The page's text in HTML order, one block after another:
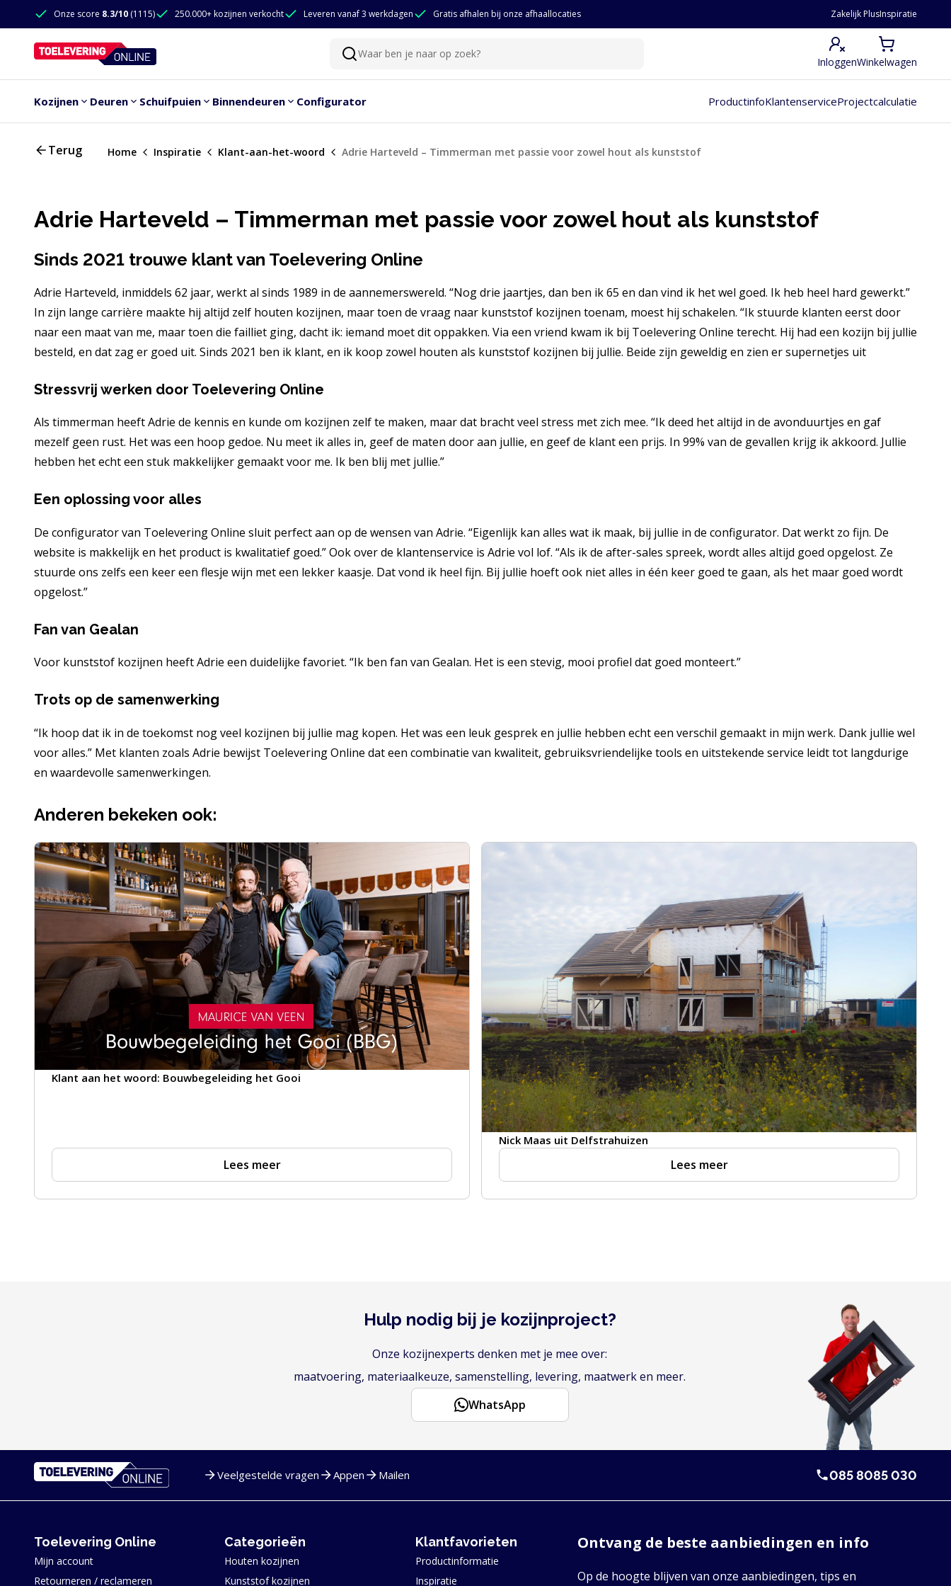
Doorgaan naar de inhoud
Onze score 8.3/10 (1115) 250.000+ kozijnen verkocht Leveren vanaf 3 werkdagen Gratis afhalen bij onze afhaallocaties Zakelijk PlusInspiratie
Zoeken
Waar ben je naar op zoek?
InloggenWinkelwagen
Kozijnen Deuren Schuifpuien Binnendeuren Configurator ProductinfoKlantenserviceProjectcalculatie
Terug Home Inspiratie Klant-aan-het-woord Adrie Harteveld – Timmerman met passie voor zowel hout als kunststof
Adrie Harteveld – Timmerman met passie voor zowel hout als kunststof
Sinds 2021 trouwe klant van Toelevering Online
Adrie Harteveld, inmiddels 62 jaar, werkt al sinds 1989 in de aannemerswereld. “Nog drie jaartjes, dan ben ik 65 en dan vind ik het wel goed. Ik heb heel hard gewerkt.”
In zijn lange carrière maakte hij altijd zelf houten kozijnen, maar toen de vraag naar kunststof kozijnen toenam, moest hij schakelen. “Ik stuurde klanten eerst door
naar een maat van me, maar toen die failliet ging, dacht ik: iemand moet dit oppakken. Via een vriend kwam ik bij Toelevering Online terecht. Hij had een kozijn bij jullie
besteld, en dat zag er goed uit. Sinds 2021 ben ik klant, en ik koop zowel houten als kunststof kozijnen bij jullie. Beide zijn geweldig en zien er supernetjes uit
Stressvrij werken door Toelevering Online
Als timmerman heeft Adrie de kennis en kunde om kozijnen zelf te maken, maar dat bracht veel stress met zich mee. “Ik deed het altijd in de avonduurtjes en gaf
mezelf geen rust. Het was een hoop gedoe. Nu meet ik alles in, geef de maten door aan jullie, en geef de klant een prijs. In 99% van de gevallen krijg ik akkoord. Jullie
hebben het echt een stuk makkelijker gemaakt voor me. Ik ben blij met jullie.”
Een oplossing voor alles
De configurator van Toelevering Online sluit perfect aan op de wensen van Adrie. “Eigenlijk kan alles wat ik maak, bij jullie in de configurator. Dat werkt zo fijn. De
website is makkelijk en het product is kwalitatief goed.” Ook over de klantenservice is Adrie vol lof. “Als ik de after-sales spreek, wordt alles altijd goed opgelost. Ze
stuurde ons zelfs een keer een flesje wijn met een lekker kaasje. Dat vond ik heel fijn. Bij jullie hoeft ook niet alles in één keer goed te gaan, als het maar goed wordt
opgelost.”
Fan van Gealan
Voor kunststof kozijnen heeft Adrie een duidelijke favoriet. “Ik ben fan van Gealan. Het is een stevig, mooi profiel dat goed monteert.”
Trots op de samenwerking
“Ik hoop dat ik in de toekomst nog veel kozijnen bij jullie mag kopen. Het was een leuk gesprek en jullie hebben echt een verschil gemaakt in mijn werk. Dank jullie wel
voor alles.” Met klanten zoals Adrie bewijst Toelevering Online dat een combinatie van kwaliteit, gebruiksvriendelijke tools en uitstekende service leidt tot langdurige
en waardevolle samenwerkingen.
Anderen bekeken ook:
Klant aan het woord: Bouwbegeleiding het Gooi
Lees meer
Nick Maas uit Delfstrahuizen
Lees meer
Hulp nodig bij je kozijnproject?
Onze kozijnexperts denken met je mee over:
maatvoering, materiaalkeuze, samenstelling, levering, maatwerk en meer.
WhatsApp
Veelgestelde vragen Appen Mailen 085 8085 030
Toelevering Online
Mijn account
Retourneren / reclameren
Categorieën
Houten kozijnen
Kunststof kozijnen
Klantfavorieten
Productinformatie
Inspiratie
Ontvang de beste aanbiedingen en info
Op de hoogte blijven van onze aanbiedingen, tips en